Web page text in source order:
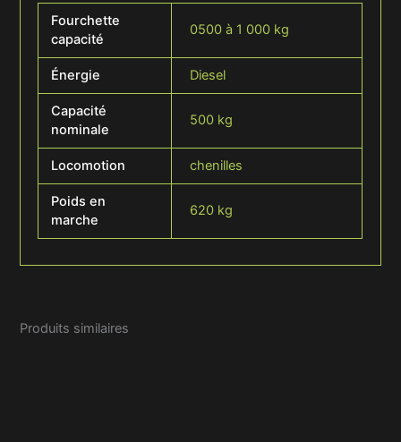
Fourchette
capacité
0500 à 1 000 kg
Énergie Diesel
Capacité
nominale
500 kg
Locomotion chenilles
Poids en
marche
620 kg
Produits similaires